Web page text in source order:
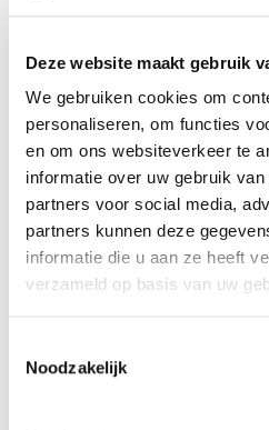
Deze website maakt gebruik
We gebruiken cookies om
personaliseren, om functies
en om ons websiteverkeer te
informatie over uw gebruik
partners voor social media,
partners kunnen deze
informatie die u aan ze heeft
verzameld op basis van uw
Noodzakelijk